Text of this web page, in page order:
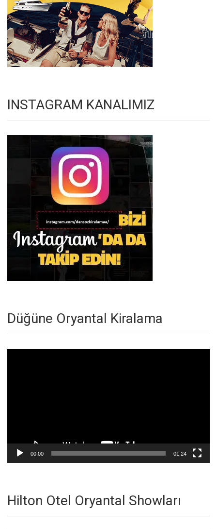
INSTAGRAM KANALIMIZ
Düğüne Oryantal Kiralama
00:00 01:24
Hilton Otel Oryantal Showları